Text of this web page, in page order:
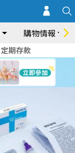
購物情報
定期存款